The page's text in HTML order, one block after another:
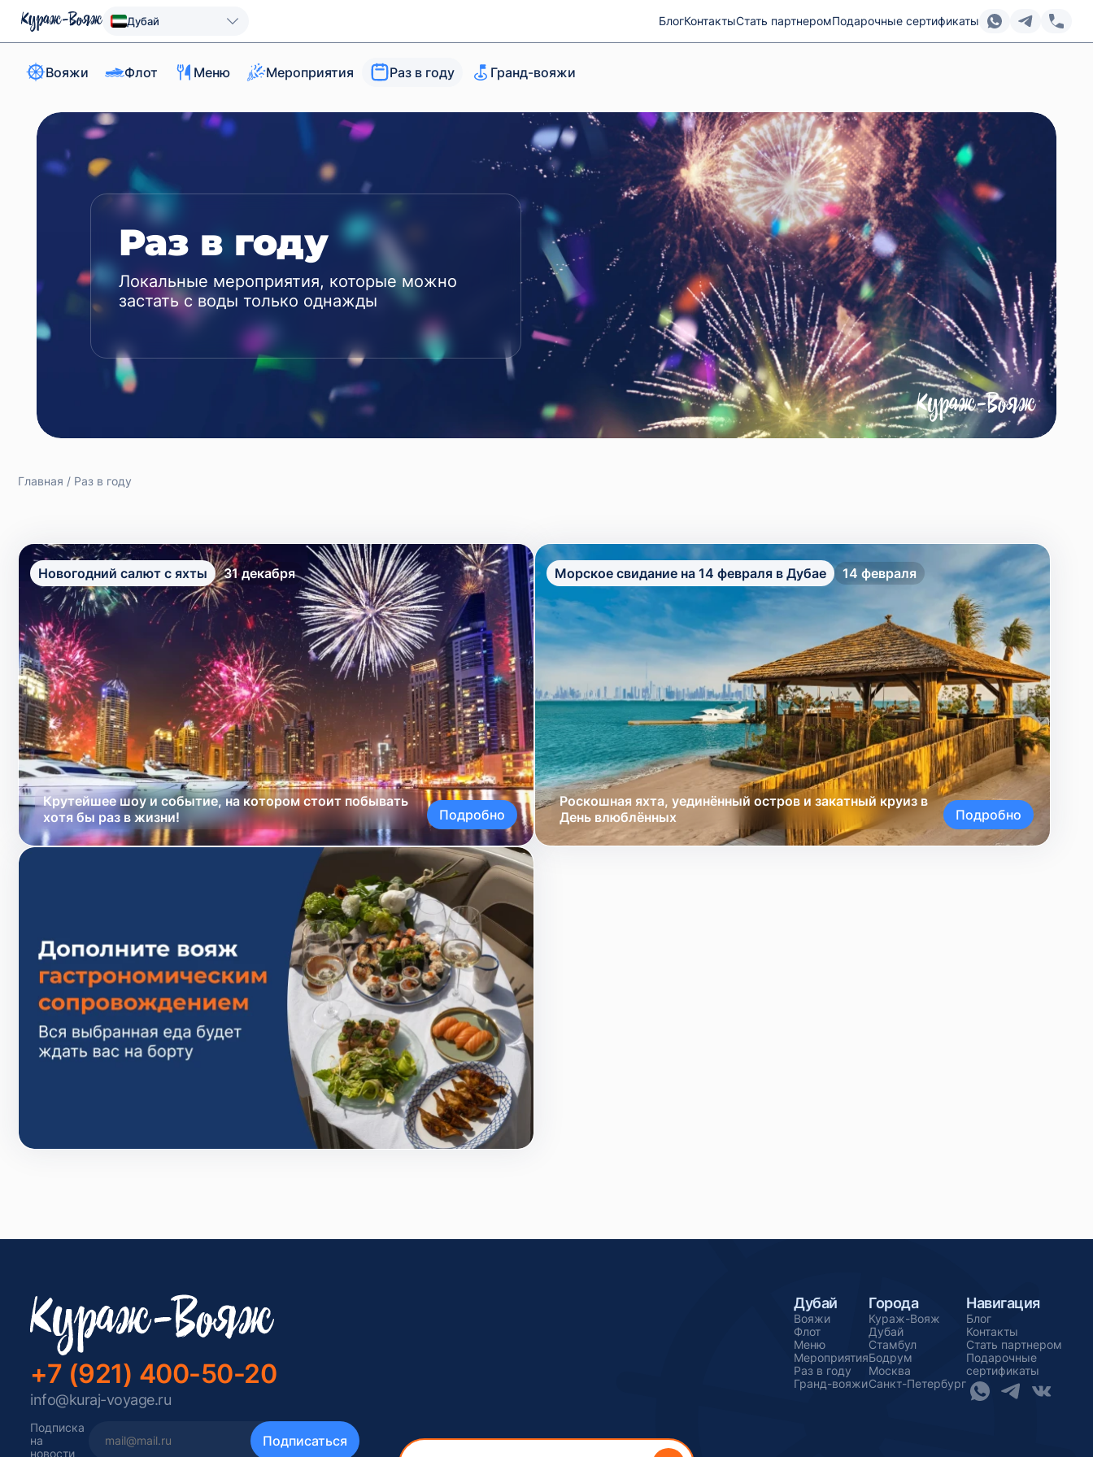
Дубай БлогКонтактыСтать партнеромПодарочные сертификаты
Вояжи Флот Меню Мероприятия Раз в году Гранд-вояжи
Раз в году
Локальные мероприятия, которые можно
застать с воды только однажды
Главная Раз в году
Новогодний салют c яхты 31 декабря
Крутейшее шоу и событие, на котором стоит побывать
хотя бы раз в жизни!
Подробно
Морское свидание на 14 февраля в Дубае 14 февраля
Роскошная яхта, уединённый остров и закатный круиз в
День влюблённых
Подробно
+7 (921) 400-50-20
info@kuraj-voyage.ru
Подписка
на
новости
Дубай
Вояжи
Флот
Меню
Мероприятия
Раз в году
Гранд-вояжи
Города
Кураж-Вояж
Дубай
Стамбул
Бодрум
Москва
Санкт-Петербург
Навигация
Блог
Контакты
Стать партнером
Подарочные
сертификаты